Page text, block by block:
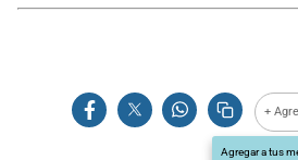
+
Agregar a tus